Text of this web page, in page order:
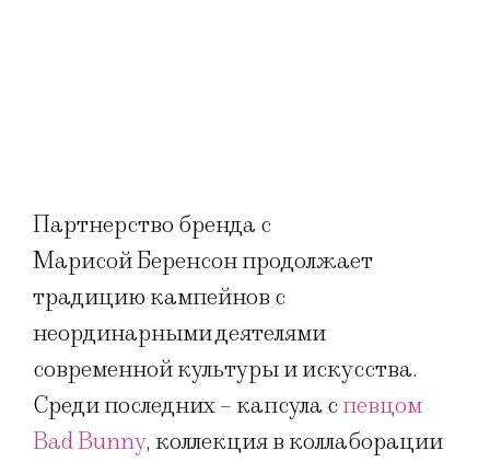
Партнерство бренда с
Марисой Беренсон продолжает
традицию кампейнов с
неординарными деятелями
современной культуры и искусства.
Среди последних – капсула спевцом
Bad Bunny, коллекция в коллаборации